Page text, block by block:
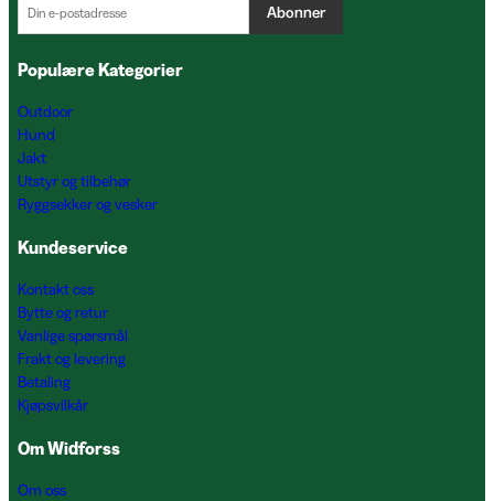
Abonner
Populære Kategorier
Outdoor
Hund
Jakt
Utstyr og tilbehør
Ryggsekker og vesker
Kundeservice
Kontakt oss
Bytte og retur
Vanlige spørsmål
Frakt og levering
Betaling
Kjøpsvilkår
Om Widforss
Om oss